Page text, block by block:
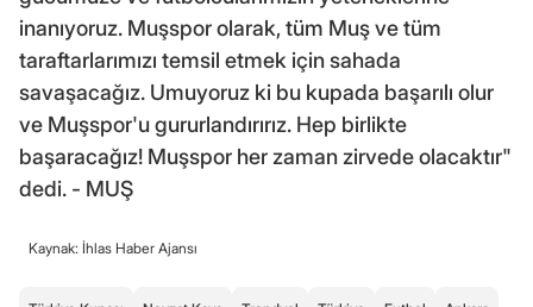
inanıyoruz. Muşspor olarak, tüm Muş ve tüm
taraftarlarımızı temsil etmek için sahada
savaşacağız. Umuyoruz ki bu kupada başarılı olur
ve Muşspor'u gururlandırırız. Hep birlikte
başaracağız! Muşspor her zaman zirvede olacaktır"
dedi. - MUŞ
Kaynak: İhlas Haber Ajansı